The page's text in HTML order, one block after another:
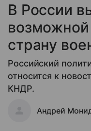
В России
страну
Российский
относится к
КНДР.
Андрей